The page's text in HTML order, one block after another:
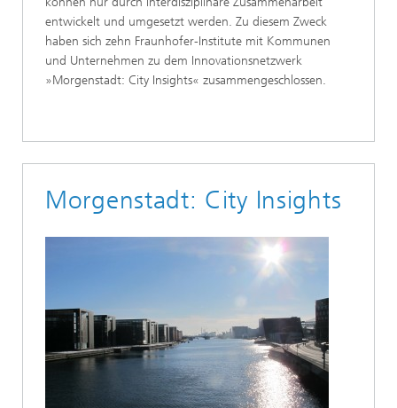
entwickelt und umgesetzt werden. Zu diesem Zweck
haben sich zehn Fraunhofer-Institute mit Kommunen
und Unternehmen zu dem Innovationsnetzwerk
»Morgenstadt: City Insights« zusammengeschlossen.
Morgenstadt: City Insights